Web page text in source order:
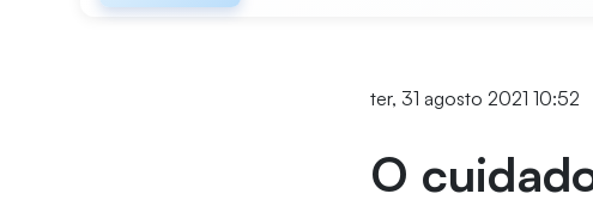
ter, 31 agosto 2021 10:52
O